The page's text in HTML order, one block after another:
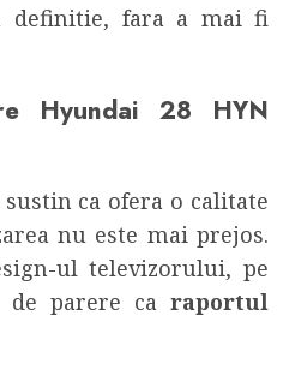
definitie, fara a mai fi
Hyundai 28 HYN
ca ofera o calitate
nu este mai prejos.
ul televizorului, pe
de parere caraportul